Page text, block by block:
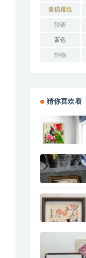
素描排线
聊斋
蓝色
静物
猜你喜欢看